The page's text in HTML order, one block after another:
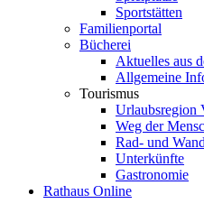
Sportstätten
Familienportal
Bücherei
Aktuelles aus
Allgemeine
Tourismus
Urlaubsregion
Weg der
Rad- und
Unterkünfte
Gastronomie
Rathaus Online